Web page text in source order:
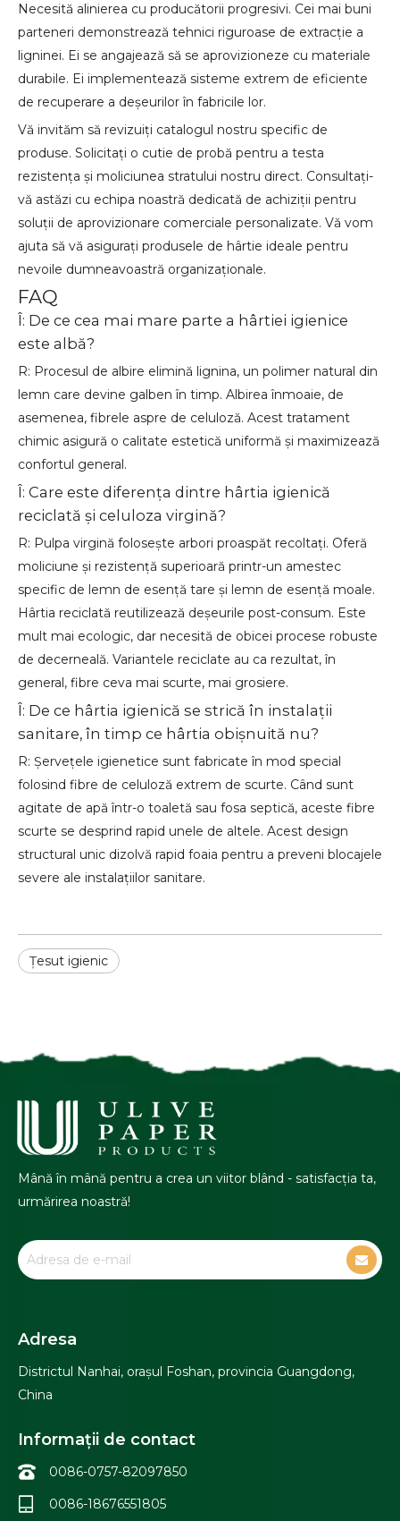
Necesită alinierea cu producătorii progresivi. Cei mai buni
parteneri demonstrează tehnici riguroase de extracție a
ligninei. Ei se angajează să se aprovizioneze cu materiale
durabile. Ei implementează sisteme extrem de eficiente
de recuperare a deșeurilor în fabricile lor.
Vă invităm să revizuiți catalogul nostru specific de
produse. Solicitați o cutie de probă pentru a testa
rezistența și moliciunea stratului nostru direct. Consultați-
vă astăzi cu echipa noastră dedicată de achiziții pentru
soluții de aprovizionare comerciale personalizate. Vă vom
ajuta să vă asigurați produsele de hârtie ideale pentru
nevoile dumneavoastră organizaționale.
FAQ
Î: De ce cea mai mare parte a hârtiei igienice
este albă?
R: Procesul de albire elimină lignina, un polimer natural din
lemn care devine galben în timp. Albirea înmoaie, de
asemenea, fibrele aspre de celuloză. Acest tratament
chimic asigură o calitate estetică uniformă și maximizează
confortul general.
Î: Care este diferența dintre hârtia igienică
reciclată și celuloza virgină?
R: Pulpa virgină folosește arbori proaspăt recoltați. Oferă
moliciune și rezistență superioară printr-un amestec
specific de lemn de esență tare și lemn de esență moale.
Hârtia reciclată reutilizează deșeurile post-consum. Este
mult mai ecologic, dar necesită de obicei procese robuste
de decerneală. Variantele reciclate au ca rezultat, în
general, fibre ceva mai scurte, mai grosiere.
Î: De ce hârtia igienică se strică în instalații
sanitare, în timp ce hârtia obișnuită nu?
R: Șervețele igienetice sunt fabricate în mod special
folosind fibre de celuloză extrem de scurte. Când sunt
agitate de apă într-o toaletă sau fosa septică, aceste fibre
scurte se desprind rapid unele de altele. Acest design
structural unic dizolvă rapid foaia pentru a preveni blocajele
severe ale instalațiilor sanitare.
Țesut igienic
Mână în mână pentru a crea un viitor blând - satisfacția ta,
urmărirea noastră!
Adresa
Districtul Nanhai, orașul Foshan, provincia Guangdong,
China
Informații de contact
0086-0757-82097850
0086-18676551805